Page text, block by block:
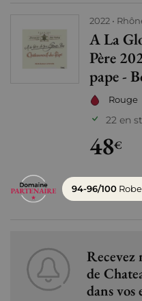
2022
A La
Père
pape -
Rouge
22 en
48€
94-96/100
Recevez
de
dans vos